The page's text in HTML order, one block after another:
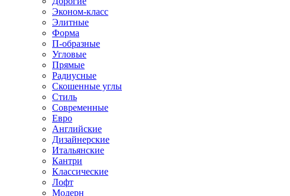
Эконом-класс
Элитные
Форма
П-образные
Угловые
Прямые
Радиусные
Скошенные углы
Стиль
Современные
Евро
Английские
Дизайнерские
Итальянские
Кантри
Классические
Лофт
Модерн